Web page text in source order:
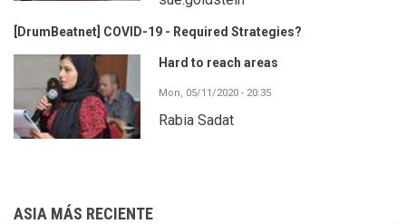
[DrumBeatnet] COVID-19 - Required Strategies?
Hard to reach areas
Mon, 05/11/2020 - 20:35
Rabia Sadat
ASIA MÁS RECIENTE